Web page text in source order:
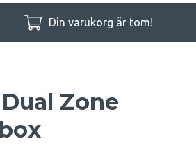
Din varukorg är tom!
Zone